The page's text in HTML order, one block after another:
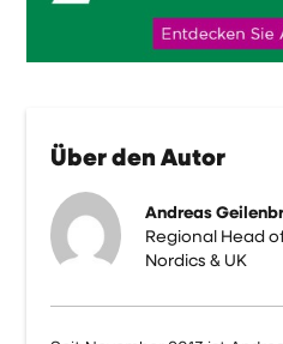
Über den Autor
Andreas
Regional Head
Nordics & UK